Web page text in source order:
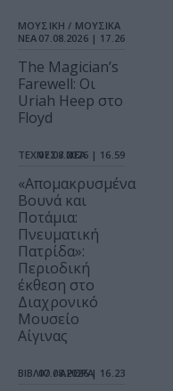
ΜΟΥΣΙΚΗ / ΜΟΥΣΙΚΑ
ΝΕΑ 07.08.2026 | 17.26
The Magician’s
Farewell: Οι
Uriah Heep στο
Floyd
ΤΕΧΝΕΣ / ΝΕΑ
07.08.2026 | 16.59
«Απομακρυσμένα
Βουνά και
Ποτάμια:
Πνευματική
Πατρίδα»:
Περιοδική
έκθεση στο
Διαχρονικό
Μουσείο
Αίγινας
ΒΙΒΛΙΟ / ΑΡΘΡΑ
07.08.2026 | 16.23